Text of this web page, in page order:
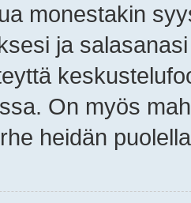
monestakin
ja
On myös
heidän